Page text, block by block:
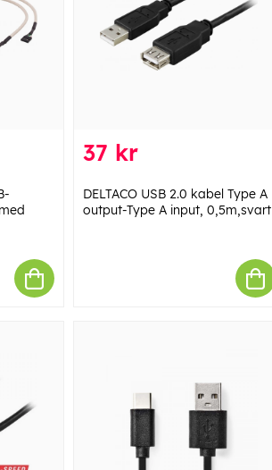
37 kr
DELTACO USB 2.0 kabel Type A
output-Type A input, 0,5m,svart